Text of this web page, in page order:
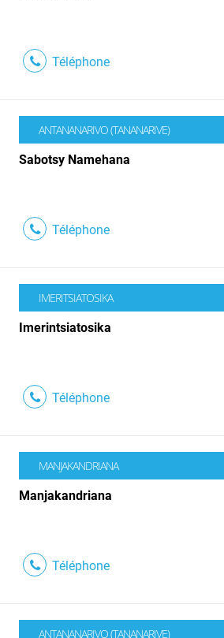
Téléphone
ANTANANARIVO (TANANARIVE)
Sabotsy Namehana
Téléphone
IMERITSIATOSIKA
Imerintsiatosika
Téléphone
MANJAKANDRIANA
Manjakandriana
Téléphone
ANTANANARIVO (TANANARIVE)